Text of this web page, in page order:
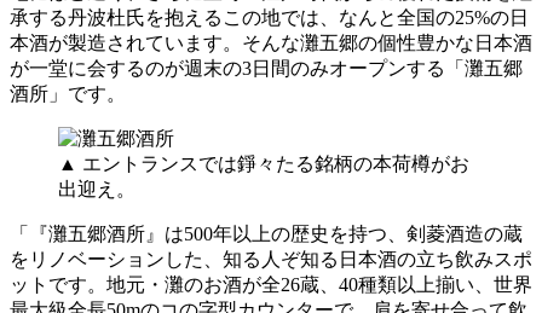
承する丹波杜氏を抱えるこの地では、なんと全国の25%の日
本酒が製造されています。そんな灘五郷の個性豊かな日本酒
が一堂に会するのが週末の3日間のみオープンする「灘五郷
酒所」です。
▲ エントランスでは錚々たる銘柄の本荷樽がお
出迎え。
「『灘五郷酒所』は500年以上の歴史を持つ、剣菱酒造の蔵
をリノベーションした、知る人ぞ知る日本酒の立ち飲みスポ
ットです。地元・灘のお酒が全26蔵、40種類以上揃い、世界